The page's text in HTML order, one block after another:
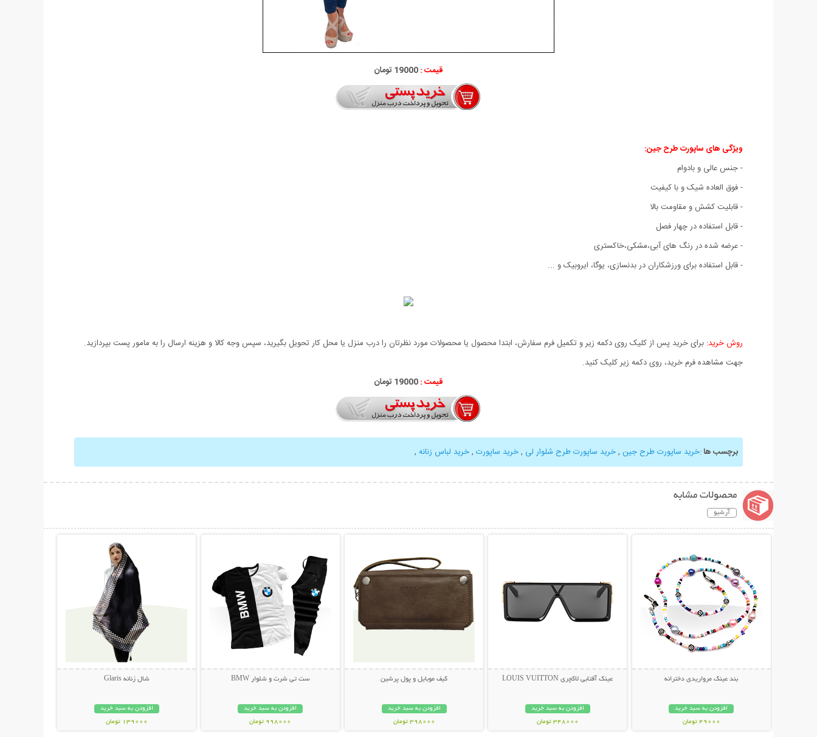
قیمت :19000 تومان
ویژگی های ساپورت طرح جین:
- جنس عالی و بادوام
- فوق العاده شیک و با کیفیت
- قابلیت کشش و مقاومت بالا
- قابل استفاده در چهار فصل
- عرضه شده در رنگ های آبی،مشکی،خاکستری
- قابل استفاده برای ورزشکاران در بدنسازی، یوگا، ایروبیک و ...
روش خرید: برای خرید پس از کلیک روی دکمه زیر و تکمیل فرم سفارش، ابتدا محصول یا محصولات مورد نظرتان را درب منزل یا محل کار تحویل بگیرید، سپس وجه کالا و هزینه ارسال را به مامور پست بپردازید.
جهت مشاهده فرم خرید، روی دکمه زیر کلیک کنید.
قیمت :19000 تومان
برچسب ها:خرید ساپورت طرح جین ,خرید ساپورت طرح شلوار لی ,خرید ساپورت ,خرید لباس زنانه ,
محصولات مشابه
آرشیو
بند عینک مرواریدی دخترانه
افزودن به سبد خرید
49000 تومان
عینک آفتابی لاکچری LOUIS VUITTON
افزودن به سبد خرید
348000 تومان
کیف موبایل و پول پرشین
افزودن به سبد خرید
398000 تومان
ست تی شرت و شلوار BMW
افزودن به سبد خرید
998000 تومان
شال زنانه Glaris
افزودن به سبد خرید
139000 تومان